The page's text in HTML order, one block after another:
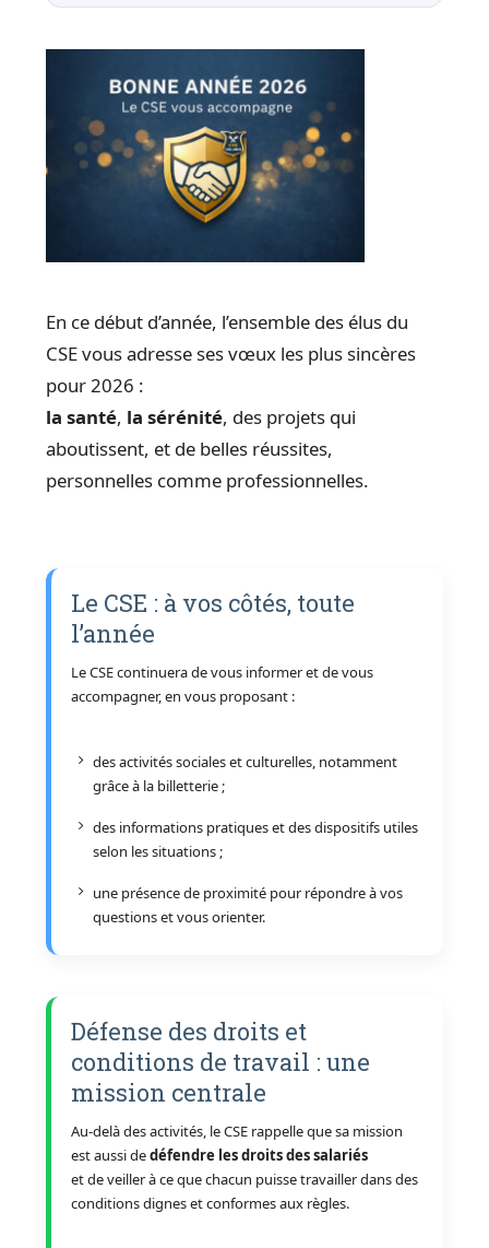
En ce début d’année, l’ensemble des élus du
CSE vous adresse ses vœux les plus sincères
pour 2026 :
la santé, la sérénité, des projets qui
aboutissent, et de belles réussites,
personnelles comme professionnelles.
Le CSE : à vos côtés, toute
l’année
Le CSE continuera de vous informer et de vous
accompagner, en vous proposant :
des activités sociales et culturelles, notamment
grâce à la billetterie ;
des informations pratiques et des dispositifs utiles
selon les situations ;
une présence de proximité pour répondre à vos
questions et vous orienter.
Défense des droits et
conditions de travail : une
mission centrale
Au-delà des activités, le CSE rappelle que sa mission
est aussi dedéfendre les droits des salariés
et de veiller à ce que chacun puisse travailler dans des
conditions dignes et conformes aux règles.